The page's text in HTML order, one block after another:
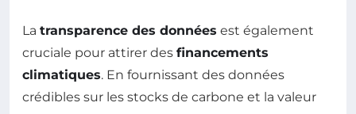
La transparence des données est également
cruciale pour attirer des financements
climatiques. En fournissant des données
crédibles sur les stocks de carbone et la valeur